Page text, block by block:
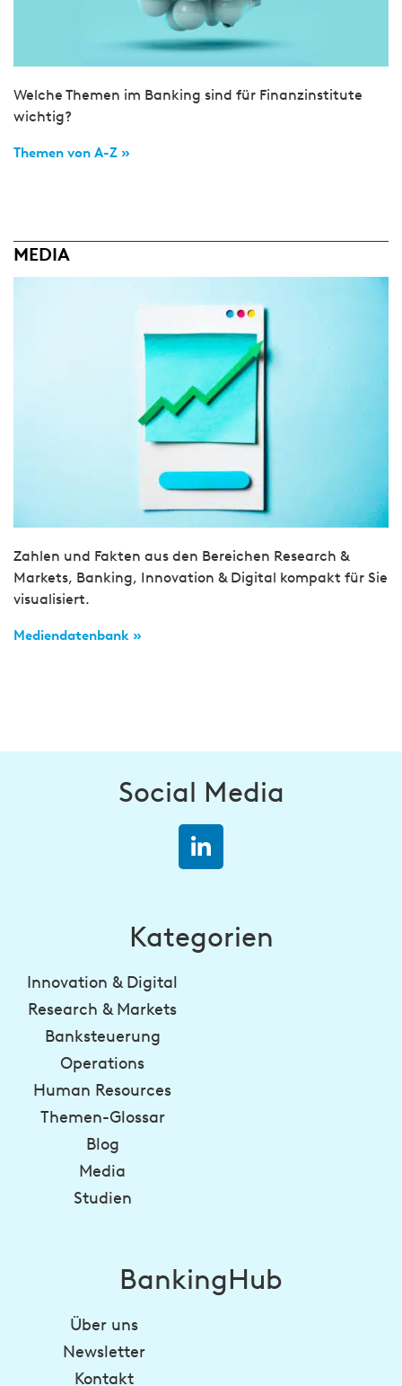
Welche Themen im Banking sind für Finanzinstitute
wichtig?
Themen von A-Z »
MEDIA
Zahlen und Fakten aus den Bereichen Research &
Markets, Banking, Innovation & Digital kompakt für Sie
visualisiert.
Mediendatenbank »
Social Media
Kategorien
Innovation & Digital
Research & Markets
Banksteuerung
Operations
Human Resources
Themen-Glossar
Blog
Media
Studien
BankingHub
Über uns
Newsletter
Kontakt